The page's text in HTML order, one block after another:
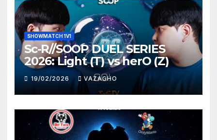
SHOWMATCH 1V1
Sc-R//SOOP DUEL SERIES
2026: Light (T) vs herO (Z)
19/02/2026 VAZAGHO